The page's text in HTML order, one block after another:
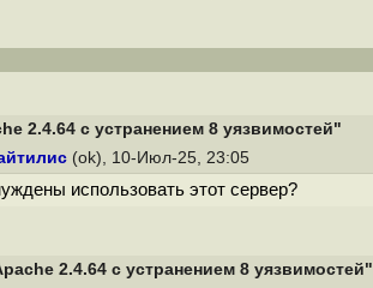
2.4.64 с устранением 8 уязвимостей"
(ok), 10-Июл-25, 23:05
использовать этот сервер?
2.4.64 с устранением 8 уязвимостей"